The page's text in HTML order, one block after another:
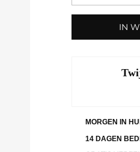
IN
MORGEN IN
14 DAGEN